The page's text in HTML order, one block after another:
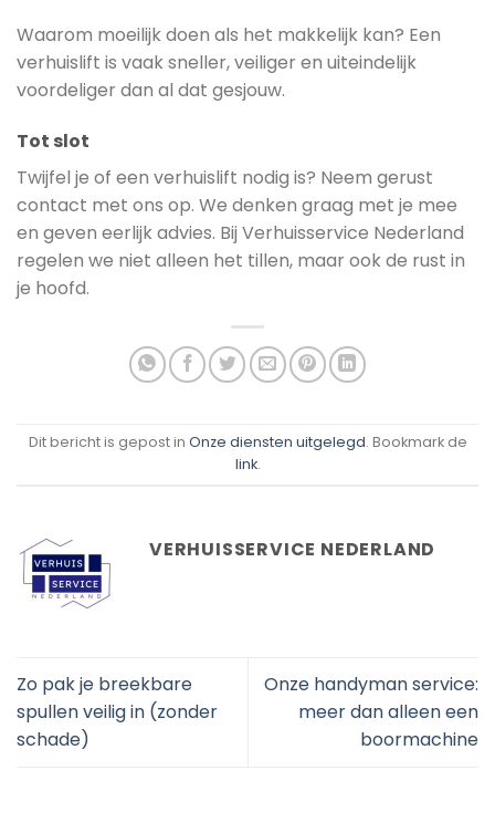
Waarom moeilijk doen als het makkelijk kan? Een
verhuislift is vaak sneller, veiliger en uiteindelijk
voordeliger dan al dat gesjouw.
Tot slot
Twijfel je of een verhuislift nodig is? Neem gerust
contact met ons op. We denken graag met je mee
en geven eerlijk advies. Bij Verhuisservice Nederland
regelen we niet alleen het tillen, maar ook de rust in
je hoofd.
Dit bericht is gepost in Onze diensten uitgelegd. Bookmark de
link.
VERHUISSERVICE NEDERLAND
Zo pak je breekbare
spullen veilig in (zonder
schade)
Onze handyman service:
meer dan alleen een
boormachine